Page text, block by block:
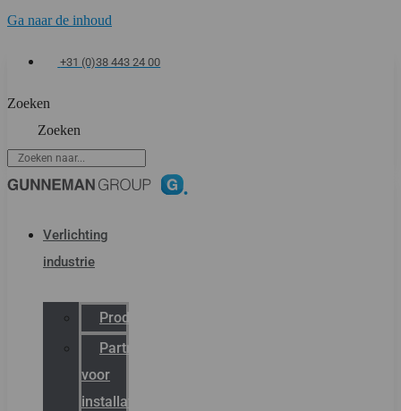
Ga naar de inhoud
+31 (0)38 443 24 00
Zoeken
Zoeken
Verlichting
industrie
Productcatalogus
Partner
voor
installateurs